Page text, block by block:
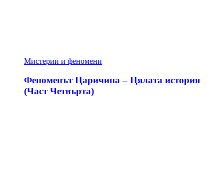
Мистерии и феномени
Феноменът Царичина – Цялата история
(Част Четвърта)